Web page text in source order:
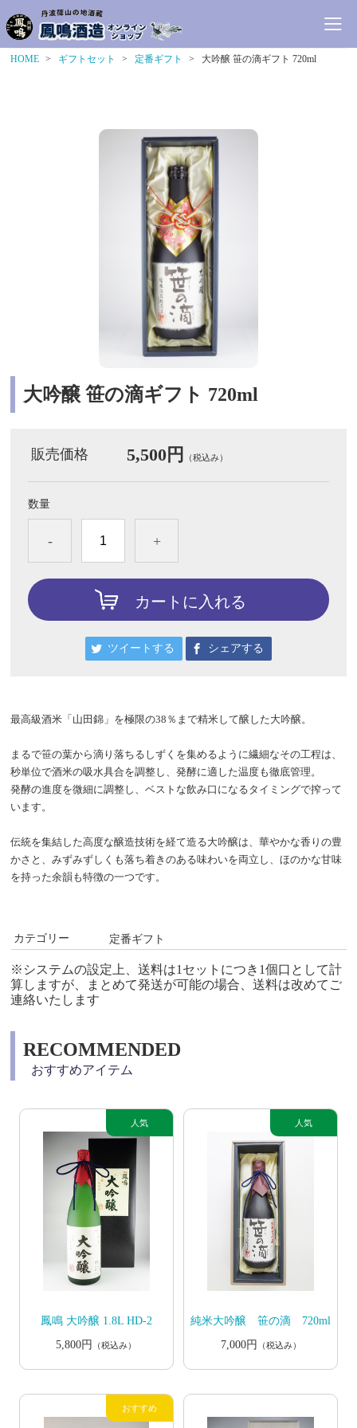
HOME ギフトセット 定番ギフト 大吟醸 笹の滴ギフト 720ml
大吟醸 笹の滴ギフト 720ml
販売価格 5,500円 （税込み）
数量
- +
カートに入れる
ツイートする シェアする
最高級酒米「山田錦」を極限の38％まで精米して醸した大吟醸。
まるで笹の葉から滴り落ちるしずくを集めるように繊細なその工程は、
秒単位で酒米の吸水具合を調整し、発酵に適した温度も徹底管理。
発酵の進度を微細に調整し、ベストな飲み口になるタイミングで搾って
います。
伝統を集結した高度な醸造技術を経て造る大吟醸は、華やかな香りの豊
かさと、みずみずしくも落ち着きのある味わいを両立し、ほのかな甘味
を持った余韻も特徴の一つです。
カテゴリー 定番ギフト
※システムの設定上、送料は1セットにつき1個口として計
算しますが、まとめて発送が可能の場合、送料は改めてご
連絡いたします
RECOMMENDED
おすすめアイテム
鳳鳴 大吟醸 1.8L HD-2
5,800円
（税込み）
純米大吟醸 笹の滴 720ml
7,000円
（税込み）